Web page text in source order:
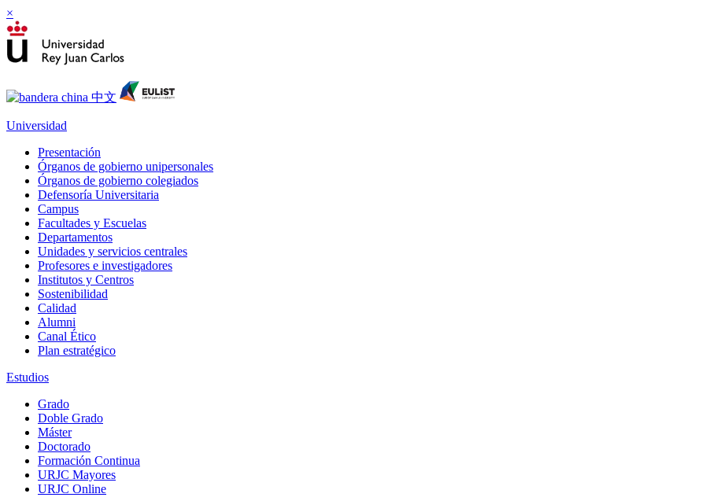
×
Universidad
Presentación
Órganos de gobierno unipersonales
Órganos de gobierno colegiados
Defensoría Universitaria
Campus
Facultades y Escuelas
Departamentos
Unidades y servicios centrales
Profesores e investigadores
Institutos y Centros
Sostenibilidad
Calidad
Alumni
Canal Ético
Plan estratégico
Estudios
Grado
Doble Grado
Máster
Doctorado
Formación Continua
URJC Mayores
URJC Online